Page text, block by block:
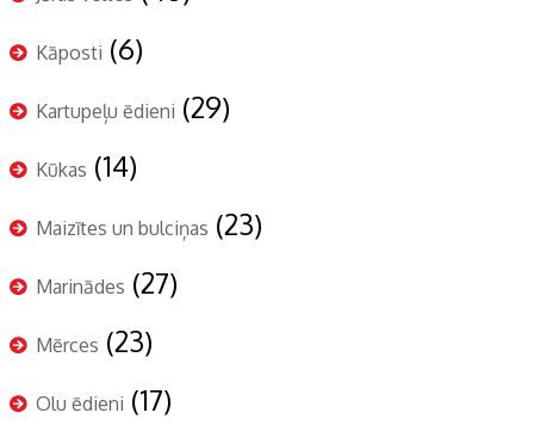
Kāposti (6)
Kartupeļu ēdieni (29)
Kūkas (14)
Maizītes un bulciņas (23)
Marinādes (27)
Mērces (23)
Olu ēdieni (17)